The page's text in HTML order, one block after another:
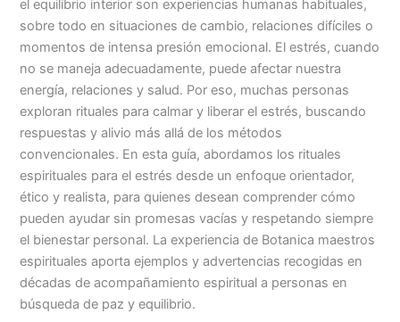
el equilibrio interior son experiencias humanas habituales,
sobre todo en situaciones de cambio, relaciones difíciles o
momentos de intensa presión emocional. El estrés, cuando
no se maneja adecuadamente, puede afectar nuestra
energía, relaciones y salud. Por eso, muchas personas
exploran rituales para calmar y liberar el estrés, buscando
respuestas y alivio más allá de los métodos
convencionales. En esta guía, abordamos los rituales
espirituales para el estrés desde un enfoque orientador,
ético y realista, para quienes desean comprender cómo
pueden ayudar sin promesas vacías y respetando siempre
el bienestar personal. La experiencia de Botanica maestros
espirituales aporta ejemplos y advertencias recogidas en
décadas de acompañamiento espiritual a personas en
búsqueda de paz y equilibrio.